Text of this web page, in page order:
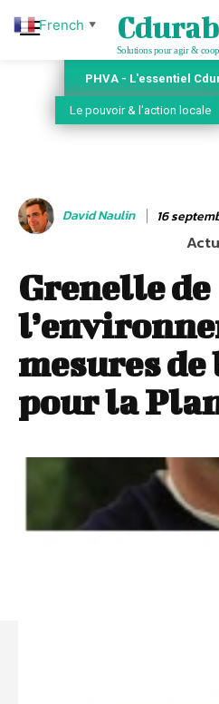
Solutions pour agir &
PHVA - L'essentiel
Le pouvoir & l'action locale
David Naulin 16
Grenelle de
mesures
pour la
French ▼